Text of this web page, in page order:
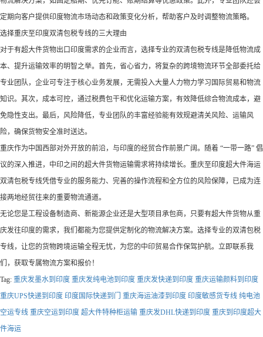
定期向客户提供印度物流市场动态和政策变化分析，帮助客户及时调整物流策略。​
选择重庆至印度双清包税专线的三大理由​
对于有超大件货物出口印度需求的企业而言，选择专业的双清包税专线是降低物流成
本、提升运输效率的明智之举。首先，省心省力，将复杂的跨境物流环节全部委托给
专业团队，企业可专注于核心业务发展，无需投入大量人力物力学习国际贸易和物流
知识。其次，成本可控，通过税费包干和优化运输方案，有效降低综合物流成本，避
免隐性支出。最后，风险降低，专业团队的丰富经验能有效规避清关风险、运输风
险，确保货物安全准时送达。​
重庆作为中国西部对外开放的前沿，与印度的经贸合作前景广阔。随着 “一带一路” 倡
议的深入推进，中印之间的超大件货物运输需求将持续增长。重庆至印度超大件海运
双清包税专线凭借专业的服务能力、完善的操作流程和全方位的风险保障，已成为连
接两地经贸往来的重要物流通道。​
无论您是工程设备制造商、新能源企业还是大型项目承包商，只要有超大件货物从重
庆发往印度的需求，我们都能为您提供定制化的物流解决方案。选择专业的双清包税
专线，让您的货物跨境运输全程无忧，为您的中印贸易合作保驾护航。立即联系我
们，获取专属物流方案和报价！
Tag: 重庆发墨水到印度 重庆发纯电池到印度 重庆发快递到印度 重庆运输颜料到印度
重庆UPS快递到印度 印度国际快递到门 重庆海运油漆到印度 ‌‌‌‌印度敏感货专线 纯电池
空运专线 重庆空运到印度 超大件特种柜运输 重庆发DHL快递到印度 重庆到印度超大
件海运